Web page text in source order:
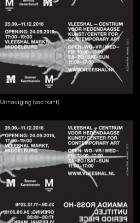
Uitnodiging (voorkant)